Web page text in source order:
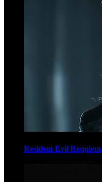
Resident Evil